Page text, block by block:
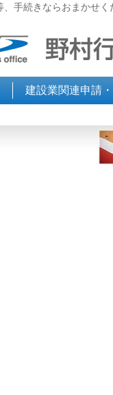
手続きならおまかせ
建設業関連申請